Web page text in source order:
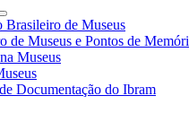
Brasileiro de Museus
de Museus e Pontos de
Museus
Documentação do Ibram